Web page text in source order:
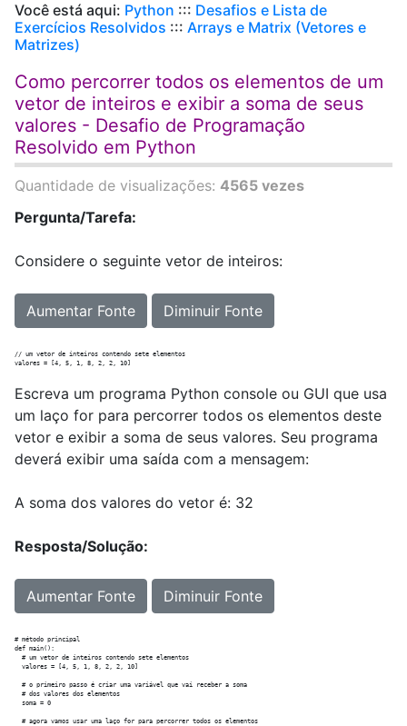
Você está aqui: Python ::: Desafios e Lista de
Exercícios Resolvidos ::: Arrays e Matrix (Vetores e
Matrizes)
Como percorrer todos os elementos de um
vetor de inteiros e exibir a soma de seus
valores - Desafio de Programação
Resolvido em Python
Quantidade de visualizações: 4565 vezes
Pergunta/Tarefa:
Considere o seguinte vetor de inteiros:
Aumentar Fonte Diminuir Fonte
// um vetor de inteiros contendo sete elementos
Escreva um programa Python console ou GUI que usa
um laço for para percorrer todos os elementos deste
vetor e exibir a soma de seus valores. Seu programa
deverá exibir uma saída com a mensagem:
A soma dos valores do vetor é: 32
Resposta/Solução:
Aumentar Fonte Diminuir Fonte
# método principal
def main():
  # um vetor de inteiros contendo sete elementos
  valores = [4, 5, 1, 8, 2, 2, 10]
  # o primeiro passo é criar uma variável que vai receber a soma
  # dos valores dos elementos
  soma = 0
  # agora vamos usar uma laço for para percorrer todos os elementos